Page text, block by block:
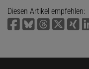
Diesen Artikel empfehlen: